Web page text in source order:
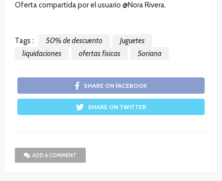
Oferta compartida por el usuario @Nora Rivera.
Tags : 50% de descuento
Juguetes
liquidaciones
ofertas fisicas Soriana
SHARE ON FACEBOOK
SHARE ON TWITTER
ADD A COMMENT